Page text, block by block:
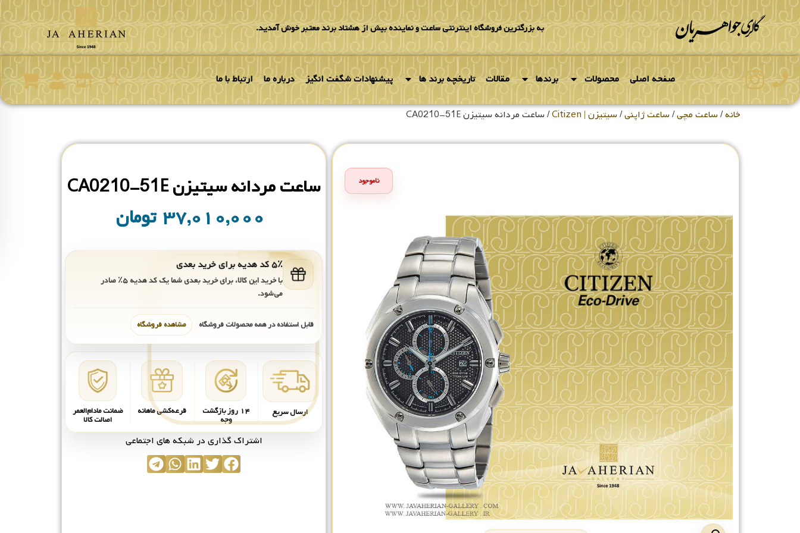
به بزرگترین فروشگاه اینترنتی ساعت و نماینده بیش از هشتاد برند معتبر خوش آمدید.
صفحه اصلی محصولات برندها مقالات تاریخچه برند ها پیشنهادات شگفت انگیز درباره ما ارتباط با ما
خانه/ساعت مچی/ساعت ژاپنی/سیتیزن | Citizen / ساعت مردانه سیتیزن CA0210-51E
ناموجود ساعت مردانه سیتیزن CA0210-51E
۳۷,۰۱۰,۰۰۰ تومان
۵٪ کد هدیه برای خرید بعدی
با خرید این کالا، برای خرید بعدی شما یک کد هدیه۵٪ صادر
می‌شود.
قابل استفاده در همه محصولات فروشگاه مشاهده فروشگاه
ارسال سریع ۱۴ روز بازگشت
وجه
قرعه‌کشی ماهانه ضمانت مادام‌العمر
اصالت کالا
اشتراک گذاری در شبکه های اجتماعی